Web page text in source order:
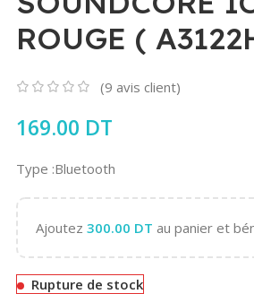
ROUGE (
(9 avis client)
169.00 DT
Type :Bluetooth
Ajoutez 300.00 DT au panier et
Rupture de stock